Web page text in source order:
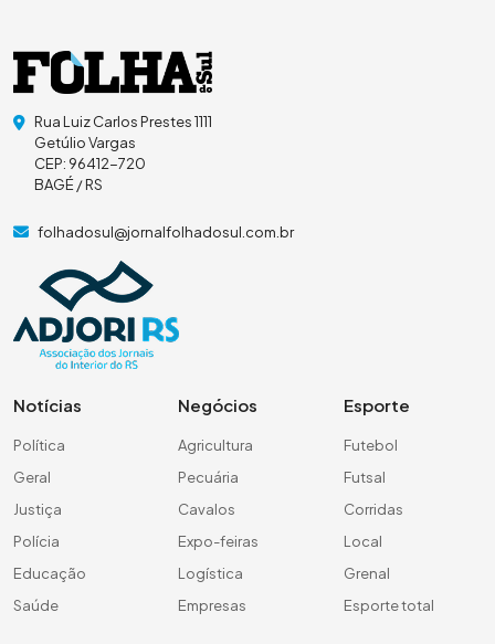
Rua Luiz Carlos Prestes 1111
Getúlio Vargas
CEP: 96412-720
BAGÉ / RS
folhadosul@jornalfolhadosul.com.br
Notícias
Política
Geral
Justiça
Polícia
Educação
Saúde
Negócios
Agricultura
Pecuária
Cavalos
Expo-feiras
Logística
Empresas
Esporte
Futebol
Futsal
Corridas
Local
Grenal
Esporte total